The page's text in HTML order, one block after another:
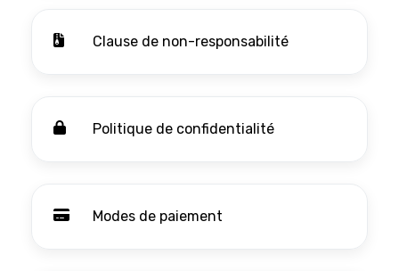
Clause de non-responsabilité
Politique de confidentialité
Modes de paiement